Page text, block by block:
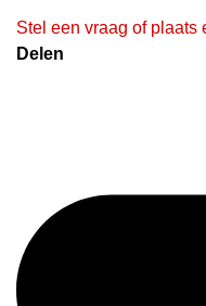
Stel een vraag of plaats
Delen